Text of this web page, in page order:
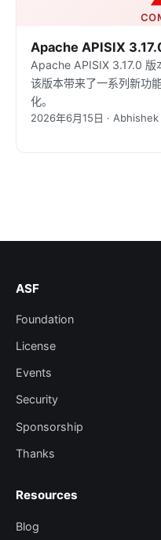
Apache APISIX
Apache APISIX 3.17.0 版
该版本带来了一系列新功
化。
2026年6月15日 ·
ASF
Foundation
License
Events
Security
Sponsorship
Thanks
Resources
Blog